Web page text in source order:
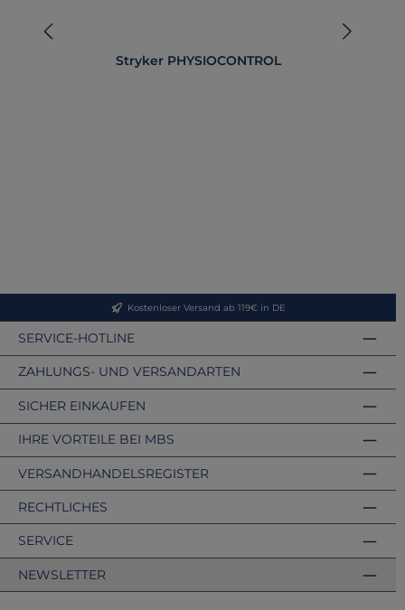
Stryker PHYSIOCONTROL
Kostenloser Versand ab 119€ in DE
SERVICE-HOTLINE
ZAHLUNGS- UND VERSANDARTEN
VERSANDHANDELSREGISTER
SICHER EINKAUFEN
IHRE VORTEILE BEI MBS
RECHTLICHES
SERVICE
NEWSLETTER